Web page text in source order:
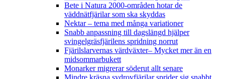
Bete i Natura 2000-områden hotar de
väddnätfjärilar som ska skyddas
Nektar – tema med många variationer
Snabb anpassning till dagslängd hjälper
svingelgräsfjärilens spridning norrut
Fjärilslarvernas värdväxter– Mycket mer än en
midsommarbukett
Monarker migrerar söderut allt senare
Mindre kräsna sydrovfjärilar sprider sig snabbt